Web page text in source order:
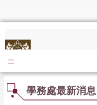
:::
學務處最新消息